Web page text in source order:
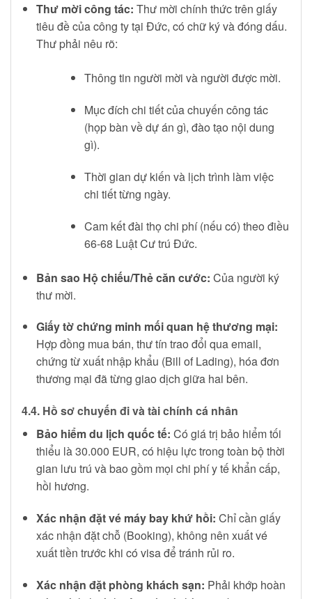
Thư mời công tác: Thư mời chính thức trên giấy
tiêu đề của công ty tại Đức, có chữ ký và đóng dấu.
Thư phải nêu rõ:
Thông tin người mời và người được mời.
Mục đích chi tiết của chuyến công tác
(họp bàn về dự án gì, đào tạo nội dung
gì).
Thời gian dự kiến và lịch trình làm việc
chi tiết từng ngày.
Cam kết đài thọ chi phí (nếu có) theo điều
66-68 Luật Cư trú Đức.
Bản sao Hộ chiếu/Thẻ căn cước: Của người ký
thư mời.
Giấy tờ chứng minh mối quan hệ thương mại:
Hợp đồng mua bán, thư tín trao đổi qua email,
chứng từ xuất nhập khẩu (Bill of Lading), hóa đơn
thương mại đã từng giao dịch giữa hai bên.
4.4. Hồ sơ chuyến đi và tài chính cá nhân
Bảo hiểm du lịch quốc tế: Có giá trị bảo hiểm tối
thiểu là 30.000 EUR, có hiệu lực trong toàn bộ thời
gian lưu trú và bao gồm mọi chi phí y tế khẩn cấp,
hồi hương.
Xác nhận đặt vé máy bay khứ hồi: Chỉ cần giấy
xác nhận đặt chỗ (Booking), không nên xuất vé
xuất tiền trước khi có visa để tránh rủi ro.
Xác nhận đặt phòng khách sạn: Phải khớp hoàn